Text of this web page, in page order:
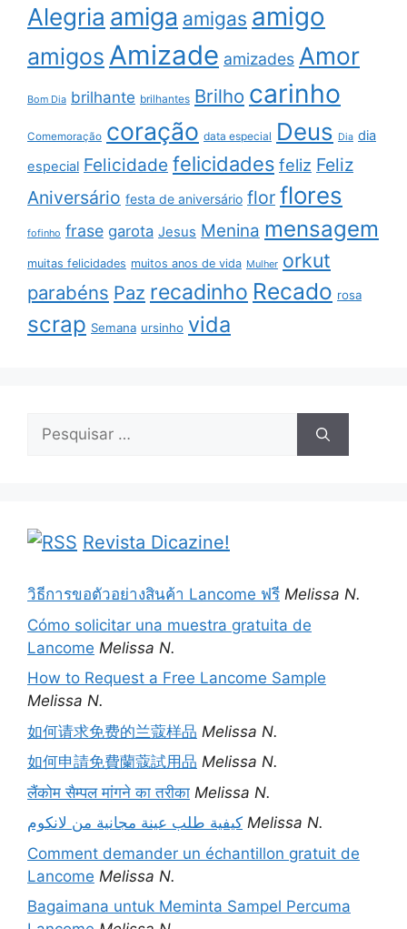
Alegria amiga amigas amigo
amigos Amizade amizades Amor
Bom Dia brilhante brilhantes Brilho carinho
Comemoração coração data especial Deus Dia dia
especial Felicidade felicidades feliz Feliz
Aniversário festa de aniversário flor flores
fofinho frase garota Jesus Menina mensagem
muitas felicidades muitos anos de vida Mulher orkut
parabéns Paz recadinho Recado rosa
scrap Semana ursinho vida
Pesquisar
Revista Dicazine!
วิธีการขอตัวอย่างสินค้า Lancome ฟรี Melissa N.
Cómo solicitar una muestra gratuita de
Lancome Melissa N.
How to Request a Free Lancome Sample
Melissa N.
如何请求免费的兰蔻样品 Melissa N.
如何申請免費蘭蔻試用品 Melissa N.
लैंकोम सैम्पल मांगने का तरीका Melissa N.
كيفية طلب عينة مجانية من لانكوم Melissa N.
Comment demander un échantillon gratuit de
Lancome Melissa N.
Bagaimana untuk Meminta Sampel Percuma